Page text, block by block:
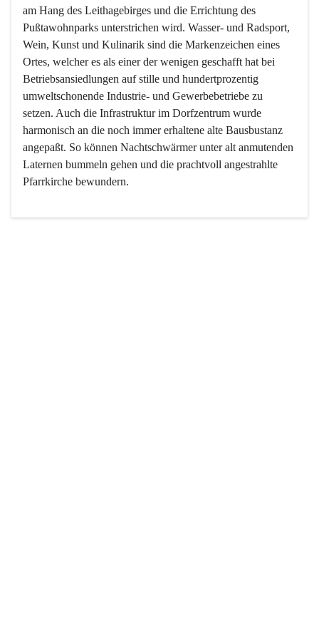
am Hang des Leithagebirges und die Errichtung des
Pußtawohnparks unterstrichen wird. Wasser- und Radsport,
Wein, Kunst und Kulinarik sind die Markenzeichen eines
Ortes, welcher es als einer der wenigen geschafft hat bei
Betriebsansiedlungen auf stille und hundertprozentig
umweltschonende Industrie- und Gewerbebetriebe zu
setzen. Auch die Infrastruktur im Dorfzentrum wurde
harmonisch an die noch immer erhaltene alte Bausbustanz
angepaßt. So können Nachtschwärmer unter alt anmutenden
Laternen bummeln gehen und die prachtvoll angestrahlte
Pfarrkirche bewundern.
Der Weinbau dominert heute nicht mehr, ist aber integrativer